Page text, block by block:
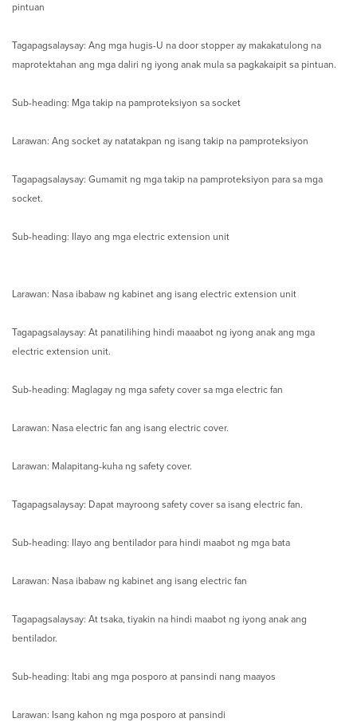
pintuan
Tagapagsalaysay: Ang mga hugis-U na door stopper ay makakatulong na
maprotektahan ang mga daliri ng iyong anak mula sa pagkakaipit sa pintuan.
Sub-heading: Mga takip na pamproteksiyon sa socket
Larawan: Ang socket ay natatakpan ng isang takip na pamproteksiyon
Tagapagsalaysay: Gumamit ng mga takip na pamproteksiyon para sa mga
socket.
Sub-heading: Ilayo ang mga electric extension unit
Larawan: Nasa ibabaw ng kabinet ang isang electric extension unit
Tagapagsalaysay: At panatilihing hindi maaabot ng iyong anak ang mga
electric extension unit.
Sub-heading: Maglagay ng mga safety cover sa mga electric fan
Larawan: Nasa electric fan ang isang electric cover.
Larawan: Malapitang-kuha ng safety cover.
Tagapagsalaysay: Dapat mayroong safety cover sa isang electric fan.
Sub-heading: Ilayo ang bentilador para hindi maabot ng mga bata
Larawan: Nasa ibabaw ng kabinet ang isang electric fan
Tagapagsalaysay: At tsaka, tiyakin na hindi maabot ng iyong anak ang
bentilador.
Sub-heading: Itabi ang mga posporo at pansindi nang maayos
Larawan: Isang kahon ng mga posporo at pansindi